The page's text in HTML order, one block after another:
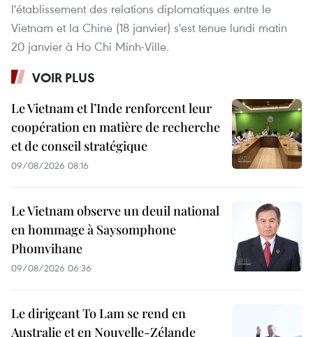
l'établissement des relations diplomatiques entre le
Vietnam et la Chine (18 janvier) s'est tenue lundi matin
20 janvier à Ho Chi Minh-Ville.
VOIR PLUS
Le Vietnam et l’Inde renforcent leur
coopération en matière de recherche
et de conseil stratégique
09/08/2026 08:16
Le Vietnam observe un deuil national
en hommage à Saysomphone
Phomvihane
09/08/2026 06:36
Le dirigeant To Lam se rend en
Australie et en Nouvelle-Zélande